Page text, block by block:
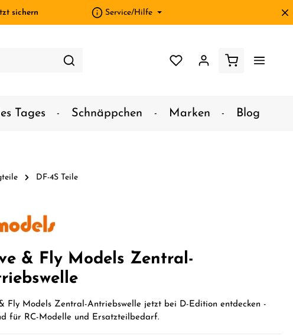
sichern Service/Hilfe
Tages Schnäppchen Marken Blog
DF-4S Teile
& Fly Models Zentral-
Fly Models Zentral-Antriebswelle jetzt bei D-Edition entdecken -
für RC-Modelle und Ersatzteilbedarf.